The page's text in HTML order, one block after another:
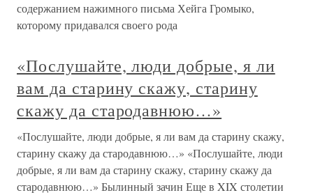
содержанием нажимного письма Хейга Громыко,
которому придавался своего рода
«Послушайте, люди добрые, я ли
вам да старину скажу, старину
скажу да стародавнюю…»
«Послушайте, люди добрые, я ли вам да старину скажу,
старину скажу да стародавнюю…» «Послушайте, люди
добрые, я ли вам да старину скажу, старину скажу да
стародавнюю…» Былинный зачин Еще в XIX столетии